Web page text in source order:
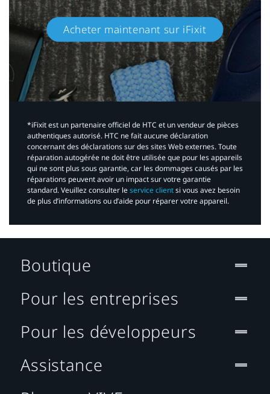
Acheter maintenant sur iFixit​
*iFixit est un partenaire officiel de HTC et un vendeur de pièces
authentiques autorisé. HTC ne fait aucune déclaration
concernant des déclarations sur des sites Web externes. Toute
réparation autogérée ne doit être utilisée que pour les appareils
qui ne sont plus sous garantie, car les dommages causés par les
réparations peuvent avoir un impact sur votre garantie
standard. Veuillez consulter leservice clientsi vous avez besoin
de plus d’informations ou d’aide pour réparer votre appareil.​
Boutique
Pour les entreprises
Pour les développeurs
Assistance